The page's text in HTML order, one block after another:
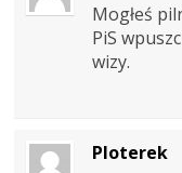
Mogłeś
PiS
wizy.
Ploterek